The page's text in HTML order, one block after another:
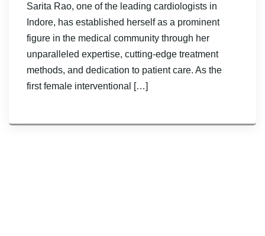
Sarita Rao, one of the leading cardiologists in
Indore, has established herself as a prominent
figure in the medical community through her
unparalleled expertise, cutting-edge treatment
methods, and dedication to patient care. As the
first female interventional […]